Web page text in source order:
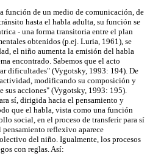
función de un medio de comunicación, de
hasta el habla adulta, su función se
- una forma transitoria entre el plan
obtenidos (p.ej. Luria, 1961), se
el niño aumenta la emisión del habla
encontrado. Sabemos que el acto
dificultades" (Vygotsky, 1993: 194). De
modificando su composición y
acciones" (Vygotsky, 1993: 195).
sí, dirigida hacia el pensamiento y
que el habla, vista como una función
social, en el proceso de transferir para sí
pensamiento reflexivo aparece
del niño. Igualmente, los procesos
con reglas. Así: